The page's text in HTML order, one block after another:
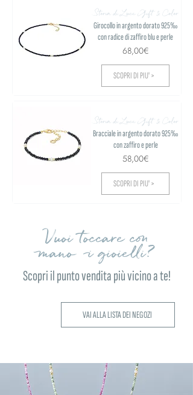
Storia di Luce Gift & Color
Girocollo in argento dorato 925‰
con radice di zaffiro blu e perle
68,00€
SCOPRI DI PIU' >
Storia di Luce Gift & Color
Bracciale in argento dorato 925‰
con zaffiro e perle
58,00€
SCOPRI DI PIU' >
Vuoi toccare con
mano i gioielli?
Scopri il punto vendita più vicino a te!
VAI ALLA LISTA DEI NEGOZI